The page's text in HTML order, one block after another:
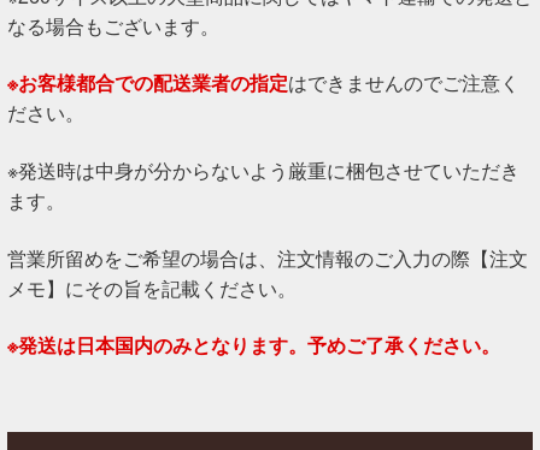
なる場合もございます。
※お客様都合での配送業者の指定はできませんのでご注意く
ださい。
※発送時は中身が分からないよう厳重に梱包させていただき
ます。
営業所留めをご希望の場合は、注文情報のご入力の際【注文
メモ】にその旨を記載ください。
※発送は日本国内のみとなります。予めご了承ください。